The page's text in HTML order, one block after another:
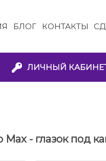
БЛОГ КОНТАКТЫ
ЛИЧНЫЙ
Max - глазок под